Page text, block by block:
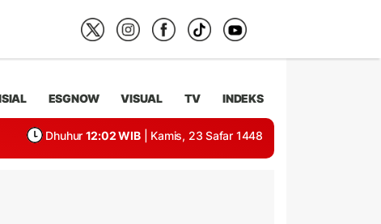
ESGNOW VISUAL TV INDEKS
Dhuhur 12:02 WIB | Kamis, 23 Safar 1448